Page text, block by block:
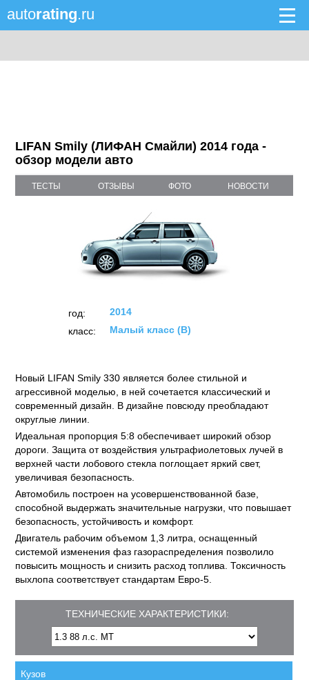
autorating.ru
LIFAN Smily (ЛИФАН Смайли) 2014 года -
обзор модели авто
ТЕСТЫ ОТЗЫВЫ ФОТО НОВОСТИ
год:
2014
класс:
Малый класс (B)
Новый LIFAN Smily 330 является более стильной и
агрессивной моделью, в ней сочетается классический и
современный дизайн. В дизайне повсюду преобладают
округлые линии.
Идеальная пропорция 5:8 обеспечивает широкий обзор
дороги. Защита от воздействия ультрафиолетовых лучей в
верхней части лобового стекла поглощает яркий свет,
увеличивая безопасность.
Автомобиль построен на усовершенствованной базе,
способной выдержать значительные нагрузки, что повышает
безопасность, устойчивость и комфорт.
Двигатель рабочим объемом 1,3 литра, оснащенный
системой изменения фаз газораспределения позволило
повысить мощность и снизить расход топлива. Токсичность
выхлопа соответствует стандартам Евро-5.
ТЕХНИЧЕСКИЕ ХАРАКТЕРИСТИКИ:
Кузов